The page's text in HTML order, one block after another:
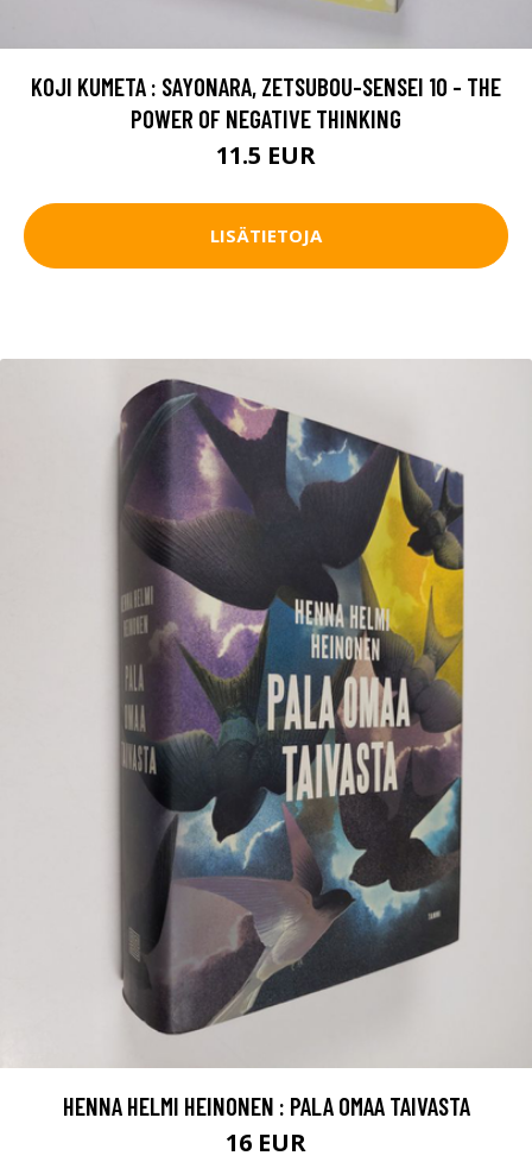
KOJI KUMETA : SAYONARA, ZETSUBOU-SENSEI 10 - THE
POWER OF NEGATIVE THINKING
11.5 EUR
LISÄTIETOJA
HENNA HELMI HEINONEN : PALA OMAA TAIVASTA
16 EUR